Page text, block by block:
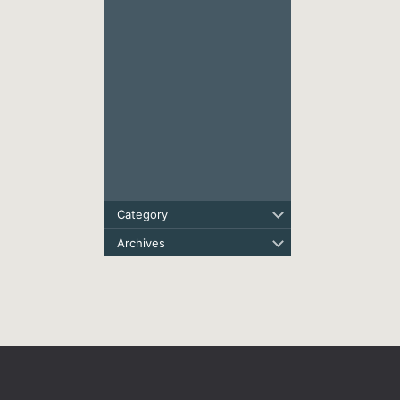
Category
Archives